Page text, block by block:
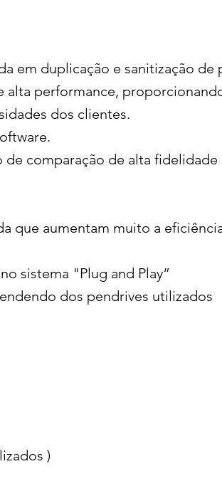
em duplicação e sanitização
performance,
dos clientes.
comparação de alta
que aumentam muito a
sistema "Plug and Play”
dos pendrives utilizados
)